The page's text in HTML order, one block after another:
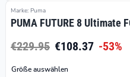
Marke: Puma
PUMA FUTURE 8 Ultimate
€229.95 €108.37 -53%
Größe auswählen